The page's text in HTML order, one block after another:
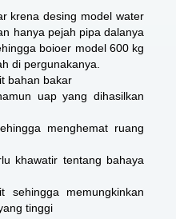
krena desing model water
hanya pejah pipa dalanya
boioer model 600 kg
di pergunakanya.
bahan bakar
uap yang dihasilkan
menghemat ruang
khawatir tentang bahaya
sehingga memungkinkan
tinggi